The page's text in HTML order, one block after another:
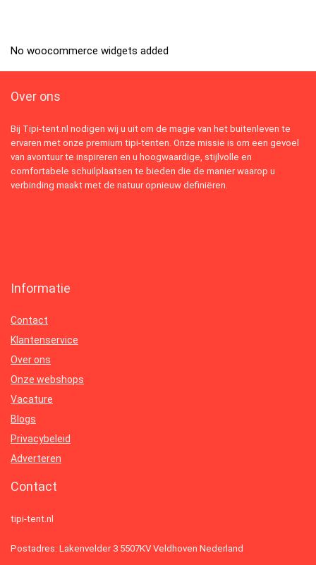
No woocommerce widgets added
Over ons
Bij Tipi-tent.nl nodigen wij u uit om de magie van het buitenleven te
ervaren met onze premium tipi-tenten. Onze missie is om een gevoel
van avontuur te inspireren en u hoogwaardige, stijlvolle en
comfortabele schuilplaatsen te bieden die de manier waarop u
verbinding maakt met de natuur opnieuw definiëren.
Informatie
Contact
Klantenservice
Over ons
Onze webshops
Vacature
Blogs
Privacybeleid
Adverteren
Contact
tipi-tent.nl
Postadres: Lakenvelder 3 5507KV Veldhoven Nederland